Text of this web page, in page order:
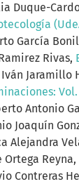
Duque-
García
Rivas,
Iván Jaramillo
Vol.
Antonio
Joaquín
Alejandra
Ortega Reyna,
Contreras